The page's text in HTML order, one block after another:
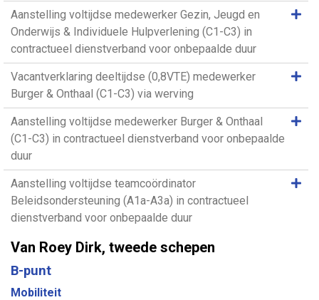
Aanstelling voltijdse medewerker Gezin, Jeugd en
Onderwijs & Individuele Hulpverlening (C1-C3) in
contractueel dienstverband voor onbepaalde duur
Vacantverklaring deeltijdse (0,8VTE) medewerker
Burger & Onthaal (C1-C3) via werving
Aanstelling voltijdse medewerker Burger & Onthaal
(C1-C3) in contractueel dienstverband voor onbepaalde
duur
Aanstelling voltijdse teamcoördinator
Beleidsondersteuning (A1a-A3a) in contractueel
dienstverband voor onbepaalde duur
Van Roey Dirk, tweede schepen
B-punt
Mobiliteit